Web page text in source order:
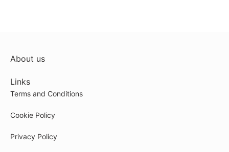
About us
Links
Terms and Conditions
Cookie Policy
Privacy Policy